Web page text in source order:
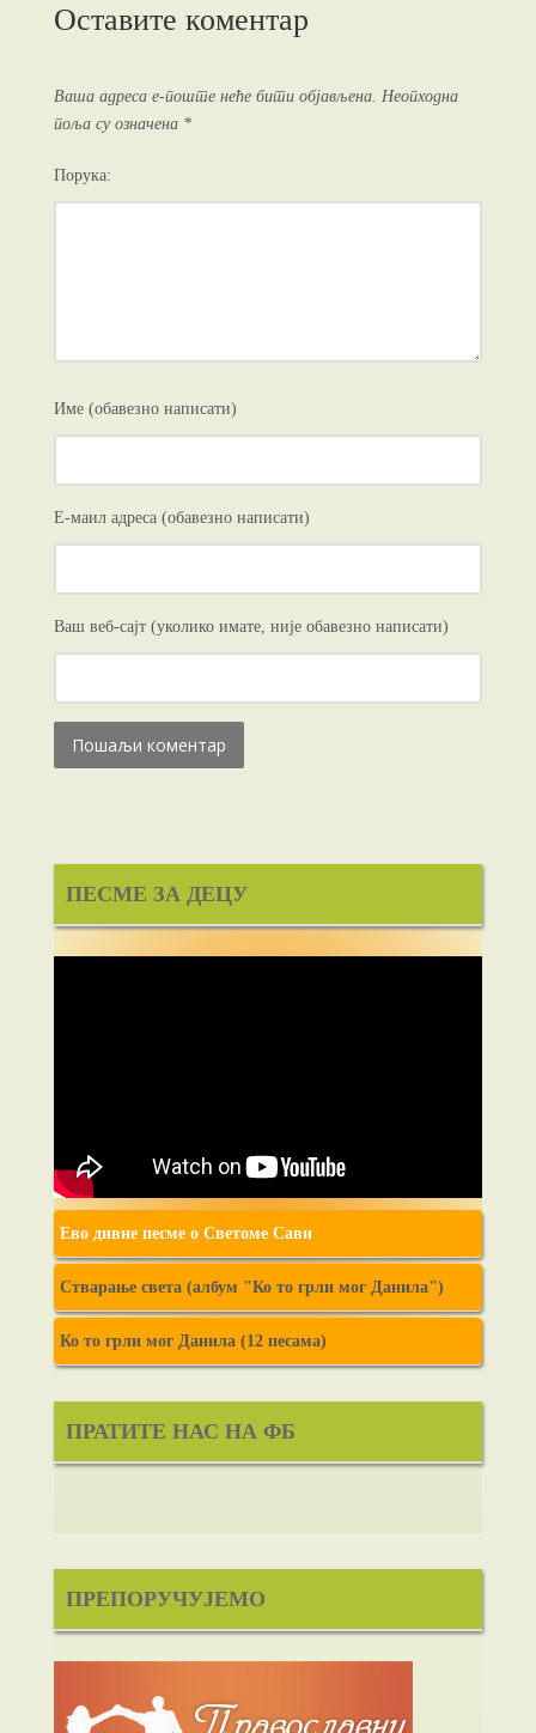
Оставите коментар
Ваша адреса е-поште неће бити објављена. Неопходна
поља су означена *
Порука:
Име (обавезно написати)
Е-маил адреса (обавезно написати)
Ваш веб-сајт (уколико имате, није обавезно написати)
ПЕСМЕ ЗА ДЕЦУ
Ево дивне песме о Светоме Сави
Стварање света (албум "Ко то грли мог Данила")
Ко то грли мог Данила (12 песама)
ПРАТИТЕ НАС НА ФБ
ПРЕПОРУЧУЈЕМО